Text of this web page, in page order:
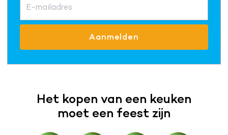
E-mailadres
Aanmelden
Het kopen van een keuken
moet een feest zijn